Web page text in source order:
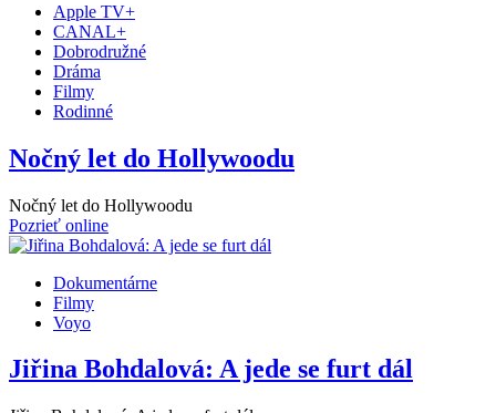
Apple TV+
CANAL+
Dobrodružné
Dráma
Filmy
Rodinné
Nočný let do Hollywoodu
Nočný let do Hollywoodu
Pozrieť online
Dokumentárne
Filmy
Voyo
Jiřina Bohdalová: A jede se furt dál